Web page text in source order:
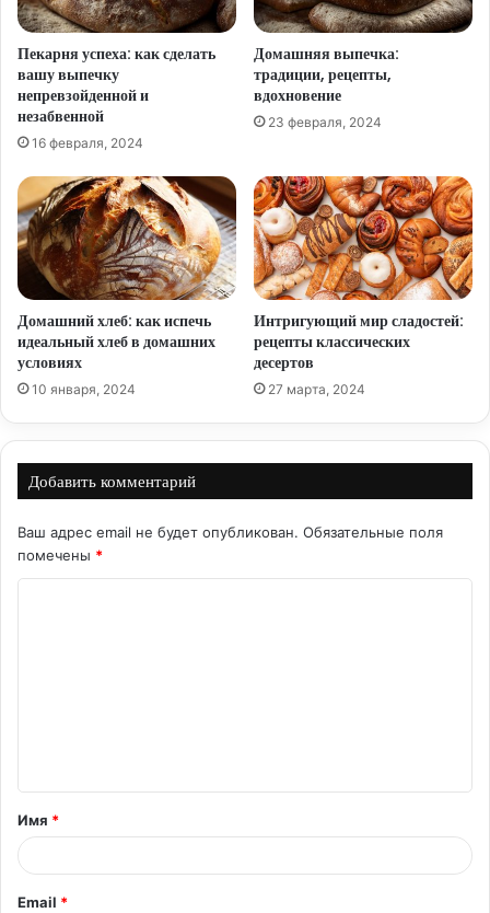
Пекарня успеха: как сделать
вашу выпечку
непревзойденной и
незабвенной
16 февраля, 2024
Домашняя выпечка:
традиции, рецепты,
вдохновение
23 февраля, 2024
Домашний хлеб: как испечь
идеальный хлеб в домашних
условиях
10 января, 2024
Интригующий мир сладостей:
рецепты классических
десертов
27 марта, 2024
Добавить комментарий
Ваш адрес email не будет опубликован. Обязательные поля
помечены *
т
а
р
Имя *
Email *